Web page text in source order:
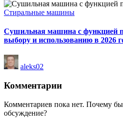
Опубликовано
Стиральные машины
Сушильная машина с функцией
выбору и использованию в 2026
Запись
от
aleks02
Комментарии
Комментариев пока нет. Почему бы
обсуждение?